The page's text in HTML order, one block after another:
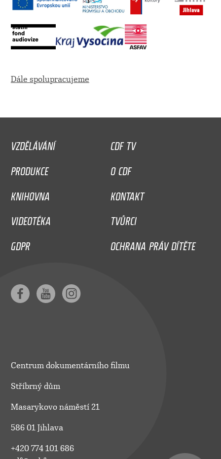
Dále spolupracujeme
VZDĚLÁVÁNÍ
CDF TV
PRODUKCE
O CDF
KNIHOVNA
KONTAKT
VIDEOTÉKA
TVŮRCI
GDPR
OCHRANA PRÁV DÍTĚTE
Centrum dokumentárního filmu
Stříbrný dům
Masarykovo náměstí 21
586 01 Jihlava
+420 774 101 686